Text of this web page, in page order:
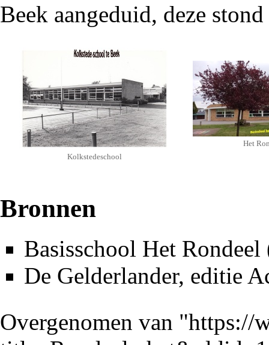
Beek aangeduid, deze
Kolkstedeschool
Het
Bronnen
Basisschool Het Rondeel
De Gelderlander, editie
Overgenomen van "https://